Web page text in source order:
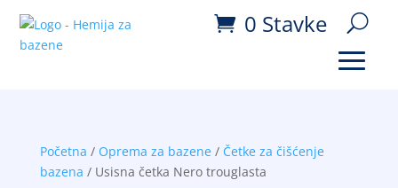
0 Stavke
Početna / Oprema za bazene/ Četke za čišćenje
bazena / Usisna četka Nero trouglasta